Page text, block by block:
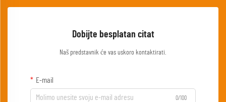
Dobijte besplatan citat
Naš predstavnik će vas uskoro kontaktirati.
E-mail
0/100